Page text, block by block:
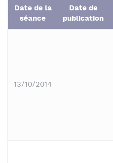
Date de la
séance
Date de
publication
13/10/2014